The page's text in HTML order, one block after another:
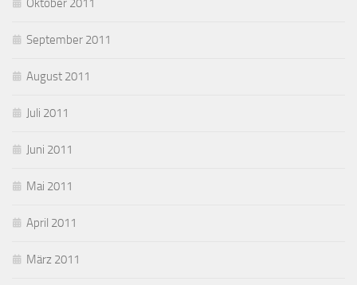
Oktober 2011
September 2011
August 2011
Juli 2011
Juni 2011
Mai 2011
April 2011
März 2011